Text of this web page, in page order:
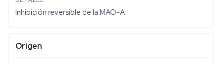
Inhibición reversible de la MAO-A
Origen